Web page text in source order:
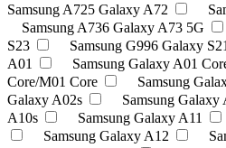
Samsung A725 Galaxy A72
Samsung A736 Galaxy A73 5G
S23
Samsung G996 Galaxy
A01
Samsung Galaxy A01
Core/M01 Core
Samsung
Galaxy A02s
Samsung Galaxy
A10s
Samsung Galaxy A11
Samsung Galaxy A12